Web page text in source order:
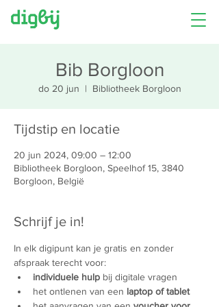
Bib Borgloon
do 20 jun
  |
Bibliotheek Borgloon
Tijdstip en locatie
20 jun 2024, 09:00 – 12:00
Bibliotheek Borgloon, Speelhof 15, 3840
Borgloon, België
Schrijf je in!
In elk digipunt kan je gratis en zonder
afspraak terecht voor:
individuele hulp bij digitale vragen
het ontlenen van een laptop of tablet